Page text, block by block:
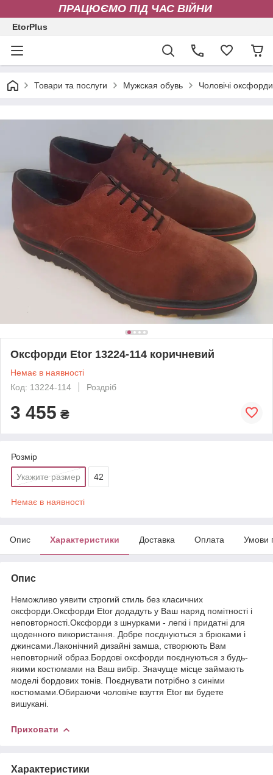
ПРАЦЮЄМО ПІД ЧАС ВІЙНИ
EtorPlus
Товари та послуги Мужская обувь Чоловічі оксфорди
Оксфорди Etor 13224-114 коричневий
Немає в наявності
Код: 13224-114
Роздріб
3 455 ₴
Розмір
Укажите размер 42
Немає в наявності
Опис Характеристики Доставка Оплата Умови
Опис
Неможливо уявити строгий стиль без класичних
оксфорди.Оксфорди Etor додадуть у Ваш наряд помітності і
неповторності.Оксфорди з шнурками - легкі і придатні для
щоденного використання. Добре поєднуються з брюками і
джинсами.Лаконічний дизайні замша, створюють Вам
неповторний образ.Бордові оксфорди поєднуються з будь-
якими костюмами на Ваш вибір. Значуще місце займають
моделі бордових тонів. Поєднувати потрібно з синіми
костюмами.Обираючи чоловіче взуття Etor ви будете
вишукані.
Приховати
Характеристики